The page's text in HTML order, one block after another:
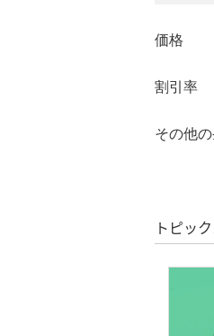
スカート
ーオール
バッグ
アクセ
クリア
価格
割引率
％
その他
トピッ